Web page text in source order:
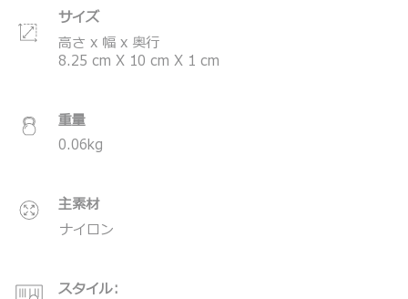
サイズ
高さ x 幅 x 奥行
8.25 cm X 10 cm X 1 cm
重量
0.06kg
主素材
ナイロン
スタイル: